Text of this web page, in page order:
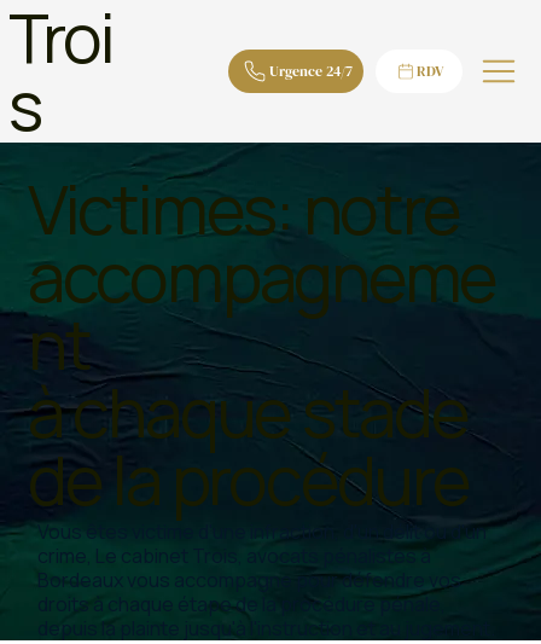
Troi
s Urgence 24/7 RDV
Victimes: notre
accompagneme
nt
à chaque stade
de la procédure
Vous êtes victime d'une infraction, d'un délit ou d'un
crime, Le cabinet Trois, avocats pénalistes à
Bordeaux vous accompagne pour défendre vos
droits à chaque étape de la procédure pénale,
depuis la plainte jusqu'à l'instruction et au jugement.